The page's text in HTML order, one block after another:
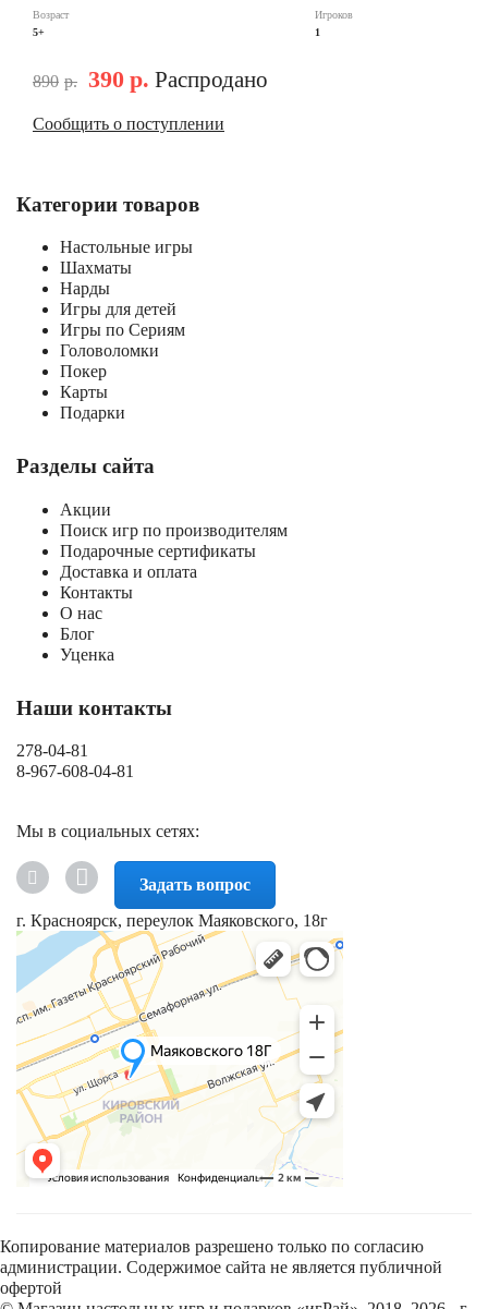
Возраст
5+
Игроков
1
890 р. 390 р. Распродано
Сообщить о поступлении
Категории товаров
Настольные игры
Шахматы
Нарды
Игры для детей
Игры по Сериям
Головоломки
Покер
Карты
Подарки
Разделы сайта
Акции
Поиск игр по производителям
Подарочные сертификаты
Доставка и оплата
Контакты
О нас
Блог
Уценка
Наши контакты
278-04-81
8-967-608-04-81
Мы в социальных сетях:
Задать вопрос
г. Красноярск, переулок Маяковского, 18г
Копирование материалов разрешено только по согласию
администрации. Содержимое сайта не является публичной
офертой